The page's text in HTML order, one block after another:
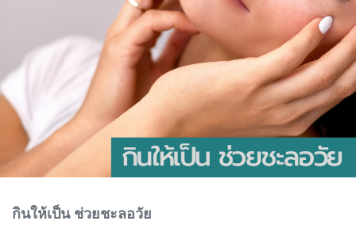
กินให้เป็น ช่วยชะลอวัย